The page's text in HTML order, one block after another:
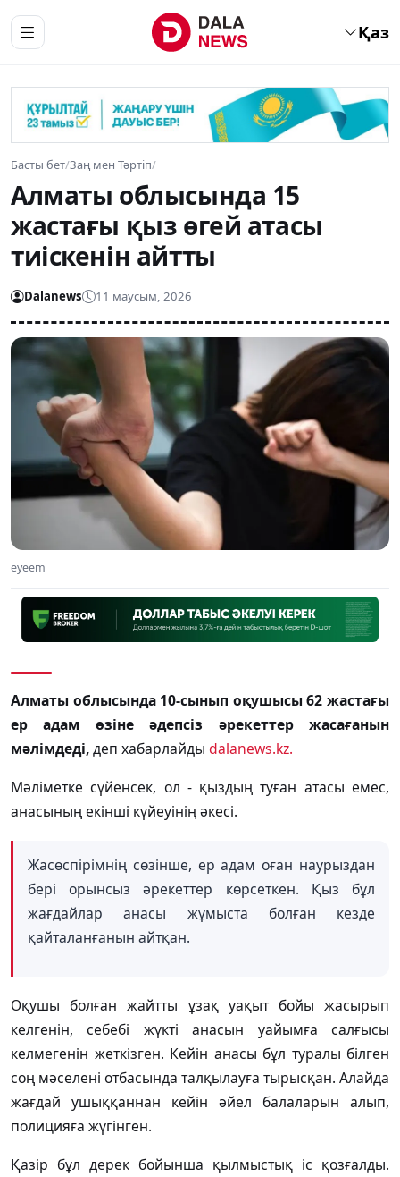
Қаз
Басты бет/Заң мен Тәртіп/
Алматы облысында 15
жастағы қыз өгей атасы
тиіскенін айтты
Dalanews 11 маусым, 2026
eyeem
Алматы облысында 10-сынып оқушысы 62 жастағы
ер адам өзіне әдепсіз әрекеттер жасағанын
мәлімдеді,деп хабарлайды dalanews.kz.
Мәліметке сүйенсек, ол - қыздың туған атасы емес,
анасының екінші күйеуінің әкесі.
Жасөспірімнің сөзінше, ер адам оған наурыздан
бері орынсыз әрекеттер көрсеткен. Қыз бұл
жағдайлар анасы жұмыста болған кезде
қайталанғанын айтқан.
Оқушы болған жайтты ұзақ уақыт бойы жасырып
келгенін, себебі жүкті анасын уайымға салғысы
келмегенін жеткізген. Кейін анасы бұл туралы білген
соң мәселені отбасында талқылауға тырысқан. Алайда
жағдай ушыққаннан кейін әйел балаларын алып,
полицияға жүгінген.
Қазір бұл дерек бойынша қылмыстық іс қозғалды.